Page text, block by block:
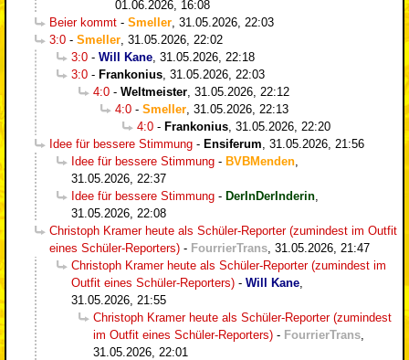
01.06.2026, 16:08
Beier kommt - Smeller 31.05.2026, 22:03
3:0 - Smeller 31.05.2026, 22:02
3:0 - Will Kane 31.05.2026, 22:18
3:0 - Frankonius 31.05.2026, 22:03
4:0 - Weltmeister 31.05.2026, 22:12
4:0 - Smeller 31.05.2026, 22:13
4:0 - Frankonius 31.05.2026, 22:20
Idee für bessere Stimmung - Ensiferum 31.05.2026, 21:56
Idee für bessere Stimmung - BVBMenden
31.05.2026, 22:37
Idee für bessere Stimmung - DerInDerInderin
31.05.2026, 22:08
Christoph Kramer heute als Schüler-Reporter (zumindest im Outfit
eines Schüler-Reporters) - FourrierTrans 31.05.2026, 21:47
Christoph Kramer heute als Schüler-Reporter (zumindest im
Outfit eines Schüler-Reporters) - Will Kane
31.05.2026, 21:55
Christoph Kramer heute als Schüler-Reporter (zumindest
im Outfit eines Schüler-Reporters) - FourrierTrans
31.05.2026, 22:01